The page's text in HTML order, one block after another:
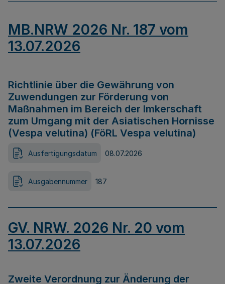
MB.NRW 2026 Nr. 187 vom
13.07.2026
Richtlinie über die Gewährung von
Zuwendungen zur Förderung von
Maßnahmen im Bereich der Imkerschaft
zum Umgang mit der Asiatischen Hornisse
(Vespa velutina) (FöRL Vespa velutina)
Ausfertigungsdatum 08.07.2026
Ausgabennummer 187
GV. NRW. 2026 Nr. 20 vom
13.07.2026
Zweite Verordnung zur Änderung der